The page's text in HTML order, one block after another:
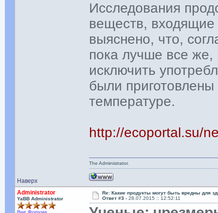
Исследования
веществ, входящие
выяснено, что,
пока лучше все
исключить
были
температуре.
http://ecoportal.su/
Наверх
The Administrator.
Administrator
YaBB Administrator
Вне Форума
Re: Какие продукты могут быть вредны для
Ответ #3 -28.07.2015 :: 12:52:11